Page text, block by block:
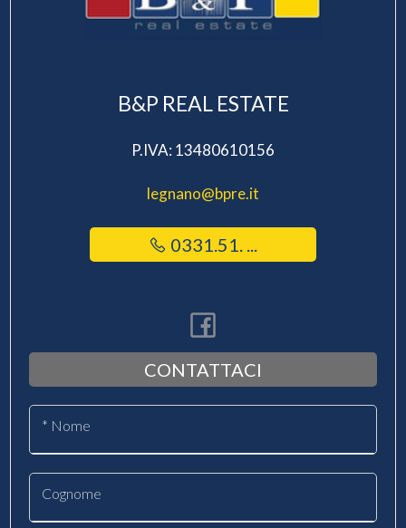
B&P REAL ESTATE
P.IVA: 13480610156
legnano@bpre.it
0331.51. ...
CONTATTACI
* Nome
Cognome